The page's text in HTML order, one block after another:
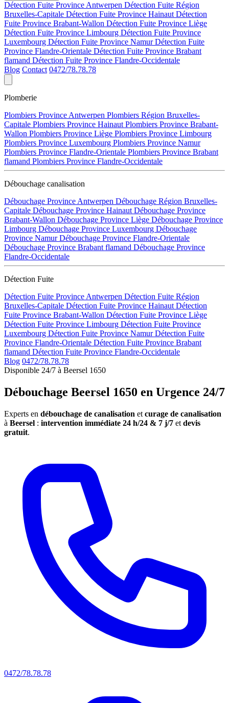
Détection Fuite Province Antwerpen Détection Fuite Région
Bruxelles-Capitale Détection Fuite Province Hainaut Détection
Fuite Province Brabant-Wallon Détection Fuite Province Liège
Détection Fuite Province Limbourg Détection Fuite Province
Luxembourg Détection Fuite Province NamurDétection Fuite
Province Flandre-Orientale Détection Fuite Province Brabant
flamand Détection Fuite Province Flandre-Occidentale
Blog Contact 0472/78.78.78
Plomberie
Plombiers Province Antwerpen Plombiers Région Bruxelles-
Capitale Plombiers Province Hainaut Plombiers Province Brabant-
Wallon Plombiers Province Liège Plombiers Province Limbourg
Plombiers Province Luxembourg Plombiers Province Namur
Plombiers Province Flandre-Orientale Plombiers Province Brabant
flamand Plombiers Province Flandre-Occidentale
Débouchage canalisation
Débouchage Province Antwerpen Débouchage Région Bruxelles-
Capitale Débouchage Province Hainaut Débouchage Province
Brabant-Wallon Débouchage Province Liège Débouchage Province
Limbourg Débouchage Province Luxembourg Débouchage
Province NamurDébouchage Province Flandre-Orientale
Débouchage Province Brabant flamand Débouchage Province
Flandre-Occidentale
Détection Fuite
Détection Fuite Province Antwerpen Détection Fuite Région
Bruxelles-Capitale Détection Fuite Province Hainaut Détection
Fuite Province Brabant-Wallon Détection Fuite Province Liège
Détection Fuite Province Limbourg Détection Fuite Province
Luxembourg Détection Fuite Province NamurDétection Fuite
Province Flandre-Orientale Détection Fuite Province Brabant
flamand Détection Fuite Province Flandre-Occidentale
Blog 0472/78.78.78
Disponible 24/7 à Beersel 1650
Débouchage Beersel 1650 en Urgence 24/7
Experts en débouchage de canalisation et curage de canalisation
à Beersel : intervention immédiate 24 h/24 & 7 j/7 et devis
gratuit.
0472/78.78.78